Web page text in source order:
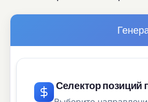
Селектор позиций